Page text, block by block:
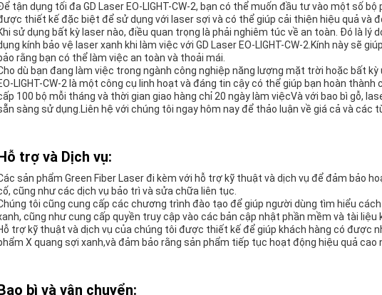
tận dụng tối đa GD Laser EO-LIGHT-CW-2, bạn có thể muốn đầu tư vào một số
thiết kế đặc biệt để sử dụng với laser sợi và có thể giúp cải thiện hiệu quả và
sử dụng bất kỳ laser nào, điều quan trọng là phải nghiêm túc về an toàn. Đó là lý
kính bảo vệ laser xanh khi làm việc với GD Laser EO-LIGHT-CW-2.Kính này sẽ
rằng bạn có thể làm việc an toàn và thoải mái.
dù bạn đang làm việc trong ngành công nghiệp năng lượng mặt trời hoặc bất kỳ
LIGHT-CW-2 là một công cụ linh hoạt và đáng tin cậy có thể giúp bạn hoàn
100 bộ mỗi tháng và thời gian giao hàng chỉ 20 ngày làm việcVà với bao bì gỗ,
sàng sử dụng.Liên hệ với chúng tôi ngay hôm nay để thảo luận về giá cả và các
trợ và Dịch vụ:
sản phẩm Green Fiber Laser đi kèm với hỗ trợ kỹ thuật và dịch vụ để đảm bảo
cũng như các dịch vụ bảo trì và sửa chữa liên tục.
tôi cũng cung cấp các chương trình đào tạo để giúp người dùng tìm hiểu
cũng như cung cấp quyền truy cập vào các bản cập nhật phần mềm và tài liệu
trợ kỹ thuật và dịch vụ của chúng tôi được thiết kế để giúp khách hàng có được
X quang sợi xanh,và đảm bảo rằng sản phẩm tiếp tục hoạt động hiệu quả
bì và vận chuyển: